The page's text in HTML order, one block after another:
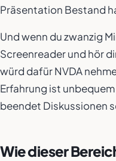
Präsentation Bestand
Und wenn du zwanzig
Screenreader und hör
würd dafür NVDA
Erfahrung ist
beendet Diskussionen
Wie dieser